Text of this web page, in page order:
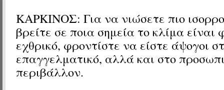
ΚΑΡΚΙΝΟΣ: Για να νιώσετε πιο
βρείτε σε ποια σημεία το κλίμα είναι
εχθρικό, φροντίστε να είστε άψογοι
επαγγελματικό, αλλά και στο
περιβάλλον.